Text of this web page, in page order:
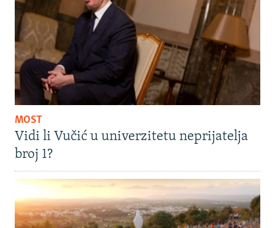
MOST
Vidi li Vučić u univerzitetu neprijatelja
broj 1?